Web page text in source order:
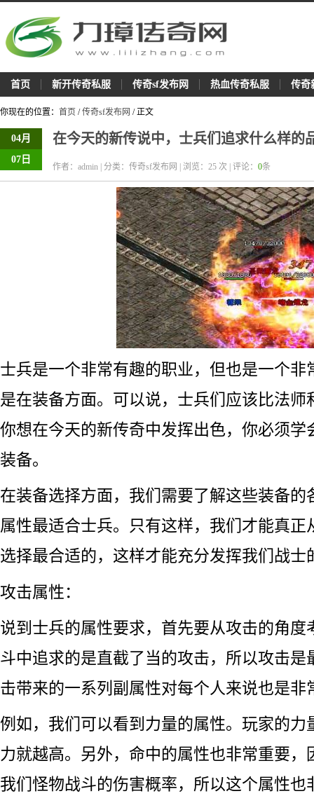
首页 新开传奇私服 传奇sf发布网 热血传奇私服 传奇
你现在的位置： 首页 /传奇sf发布网 / 正文
04月
07日
在今天的新传说中，士兵们追求什么样的
作者：admin | 分类：传奇sf发布网 | 浏览： 25 次 | 评论： 0条
士兵是一个非常有趣的职业，但也是一个非
是在装备方面。可以说，士兵们应该比法师
你想在今天的新传奇中发挥出色，你必须学
装备。
在装备选择方面，我们需要了解这些装备的
属性最适合士兵。只有这样，我们才能真正
选择最合适的，这样才能充分发挥我们战士
攻击属性：
说到士兵的属性要求，首先要从攻击的角度
斗中追求的是直截了当的攻击，所以攻击是
击带来的一系列副属性对每个人来说也是非
例如，我们可以看到力量的属性。玩家的力
力就越高。另外，命中的属性也非常重要，
我们怪物战斗的伤害概率，所以这个属性也